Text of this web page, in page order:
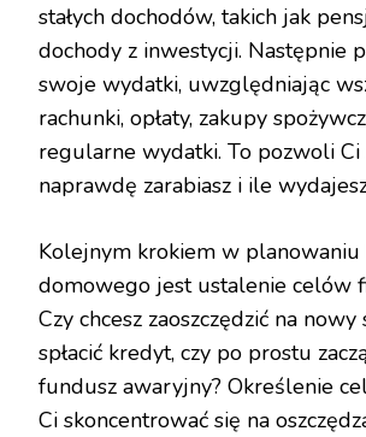
stałych dochodów, takich jak
dochody z inwestycji. Następnie
swoje wydatki, uwzględniając
rachunki, opłaty, zakupy
regularne wydatki. To pozwoli Ci
naprawdę zarabiasz i ile
Kolejnym krokiem w
domowego jest ustalenie celów
Czy chcesz zaoszczędzić na nowy
spłacić kredyt, czy po prostu
fundusz awaryjny? Określenie
Ci skoncentrować się na